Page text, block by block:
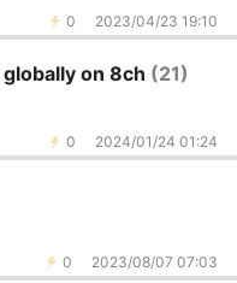
0 2023/04/23 19:10
on 8ch (21)
0 2024/01/24 01:24
0 2023/08/07 07:03